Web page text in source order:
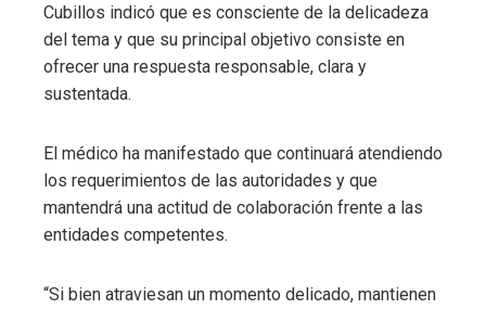
Cubillos indicó que es consciente de la delicadeza
del tema y que su principal objetivo consiste en
ofrecer una respuesta responsable, clara y
sustentada.
El médico ha manifestado que continuará atendiendo
los requerimientos de las autoridades y que
mantendrá una actitud de colaboración frente a las
entidades competentes.
“Si bien atraviesan un momento delicado, mantienen